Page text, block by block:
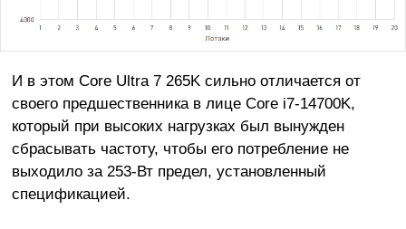
И в этом Core Ultra 7 265K сильно отличается от
своего предшественника в лице Core i7-14700K,
который при высоких нагрузках был вынужден
сбрасывать частоту, чтобы его потребление не
выходило за 253-Вт предел, установленный
спецификацией.